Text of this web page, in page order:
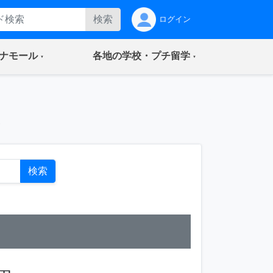
検索 ログイン
モール(current) 各地の学校・プチ留学(current)
検索